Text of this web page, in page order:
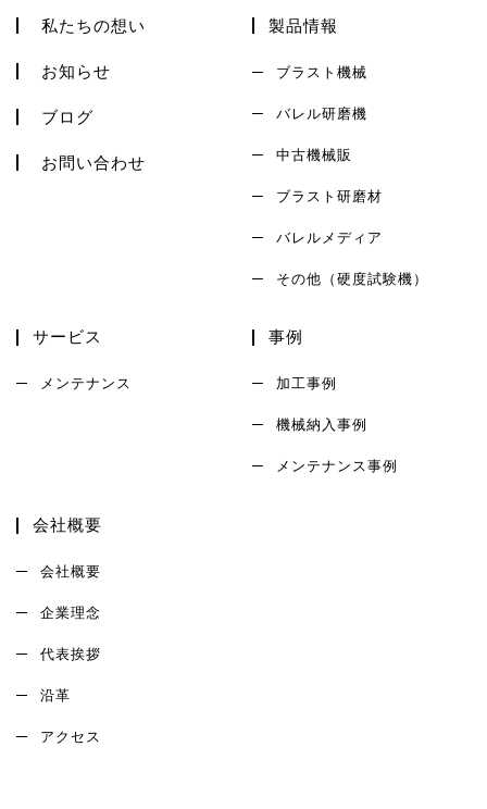
私たちの想い
お知らせ
ブログ
お問い合わせ
製品情報
ブラスト機械
バレル研磨機
中古機械販
ブラスト研磨材
バレルメディア
その他（硬度試験機）
サービス
メンテナンス
事例
加工事例
機械納入事例
メンテナンス事例
会社概要
会社概要
企業理念
代表挨拶
沿革
アクセス